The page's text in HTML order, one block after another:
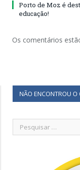
Porto de Moz é
educação!
Os comentários
NÃO ENCONTROU O